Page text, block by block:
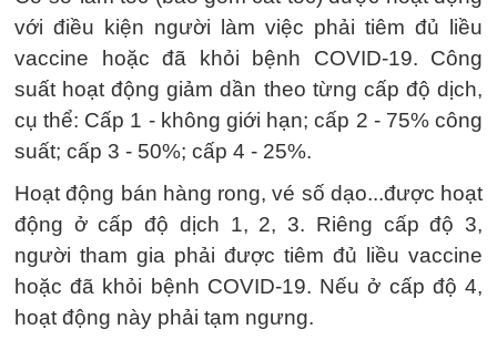
với điều kiện người làm việc phải tiêm đủ liều
vaccine hoặc đã khỏi bệnh COVID-19. Công
suất hoạt động giảm dần theo từng cấp độ dịch,
cụ thể: Cấp 1 - không giới hạn; cấp 2 - 75% công
suất; cấp 3 - 50%; cấp 4 - 25%.
Hoạt động bán hàng rong, vé số dạo...được hoạt
động ở cấp độ dịch 1, 2, 3. Riêng cấp độ 3,
người tham gia phải được tiêm đủ liều vaccine
hoặc đã khỏi bệnh COVID-19. Nếu ở cấp độ 4,
hoạt động này phải tạm ngưng.